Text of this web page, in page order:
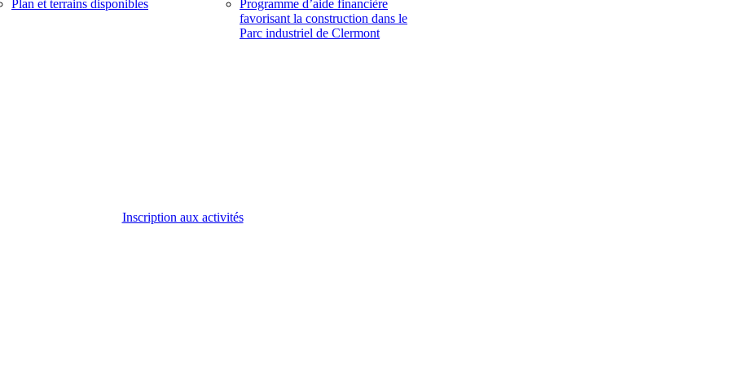
Plan et terrains disponibles
Programme d’aide financière
favorisant la construction dans le
Parc industriel de Clermont
Inscription aux activités